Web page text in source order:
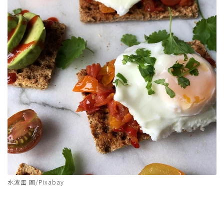
水波蛋 圖/Pixabay